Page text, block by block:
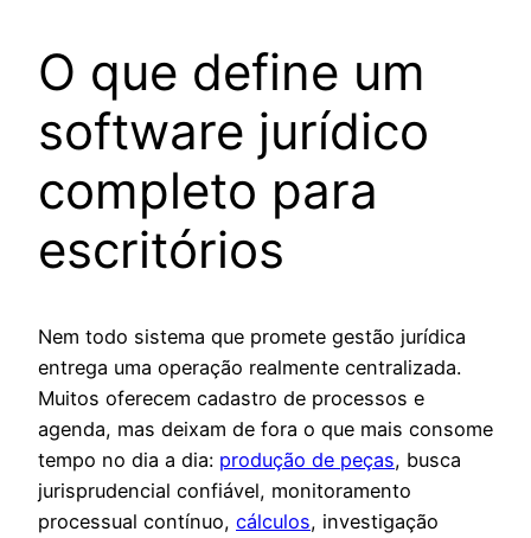
O que define um
software jurídico
completo para
escritórios
Nem todo sistema que promete gestão jurídica
entrega uma operação realmente centralizada.
Muitos oferecem cadastro de processos e
agenda, mas deixam de fora o que mais consome
tempo no dia a dia: produção de peças, busca
jurisprudencial confiável, monitoramento
processual contínuo, cálculos, investigação